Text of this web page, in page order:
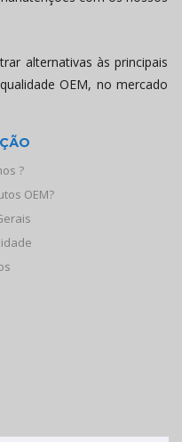
alternativas às principais
OEM, no mercado
?
OEM?